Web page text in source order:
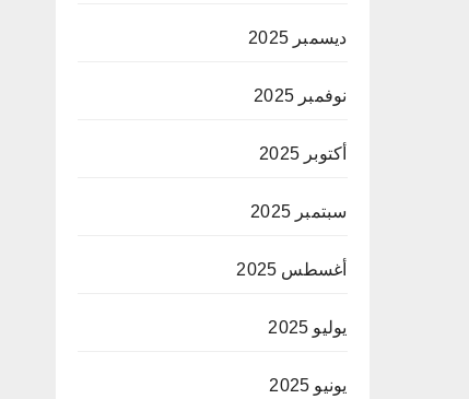
ديسمبر 2025
نوفمبر 2025
أكتوبر 2025
سبتمبر 2025
أغسطس 2025
يوليو 2025
يونيو 2025